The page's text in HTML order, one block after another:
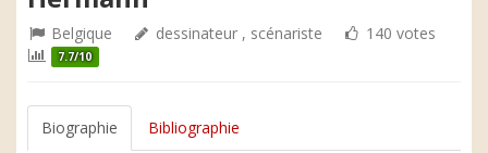
Belgique dessinateur , scénariste 140 votes
7.7/10
Biographie Bibliographie